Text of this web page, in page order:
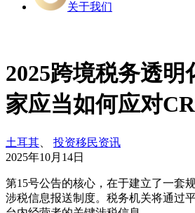
关于我们
2025跨境税务透明
家应当如何应对
土耳其
投资移民资讯
2025年10月14日
第15号公告的核心，在于建立了一套
涉税信息报送制度。税务机关将通过